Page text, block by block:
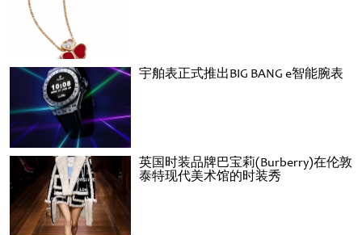
宇舶表正式推出BIG BANG e智能腕表
英国时装品牌巴宝莉(Burberry)在伦敦
泰特现代美术馆的时装秀